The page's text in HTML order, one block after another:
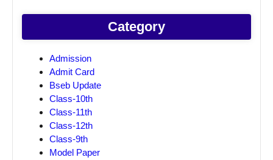
Category
Admission
Admit Card
Bseb Update
Class-10th
Class-11th
Class-12th
Class-9th
Model Paper